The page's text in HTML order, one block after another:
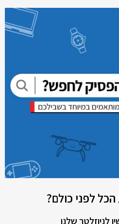
לפני כולם?
לניוזלטר שלנו